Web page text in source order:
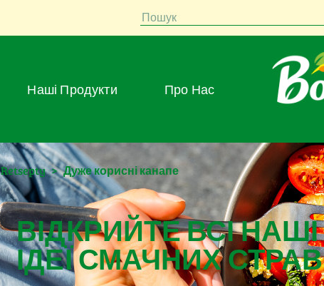
Пошук
Наші Продукти Про Нас
Retsepty > Дуже корисні канапе
ВІДКРИЙТЕ ВСІ НАШІ
ІДЕЇ СМАЧНИХ СТРАВ